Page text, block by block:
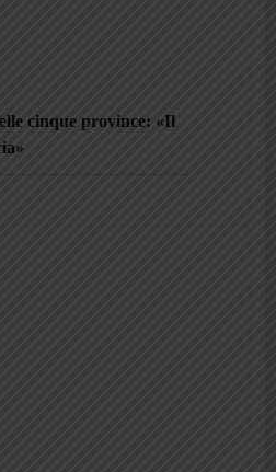
cinque province: «Il